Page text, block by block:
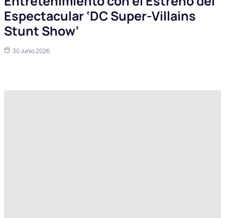
Espectacular ‘DC Super-Villains
Stunt Show’
30 Junio 2026